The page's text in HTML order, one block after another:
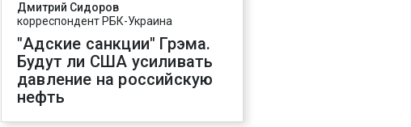
Дмитрий Сидоров
корреспондент РБК-Украина
"Адские санкции" Грэма.
Будут ли США усиливать
давление на российскую
нефть